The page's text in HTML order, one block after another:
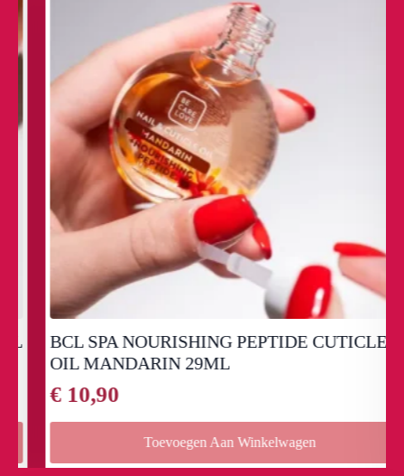
BCL SPA NOURISHING PEPTIDE CUTICLE
OIL MANDARIN 29ML
10,90
Toevoegen Aan Winkelwagen